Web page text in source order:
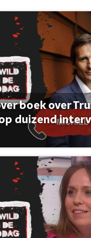
boek over
duizend